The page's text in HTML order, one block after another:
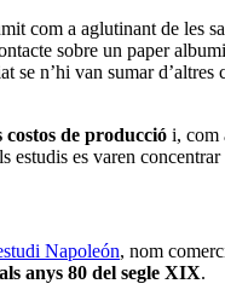
com a aglutinant de les
sobre un paper
n’hi van sumar
costos de producció i, com
es varen
Napoleón, nom
anys 80 del segle XIX.